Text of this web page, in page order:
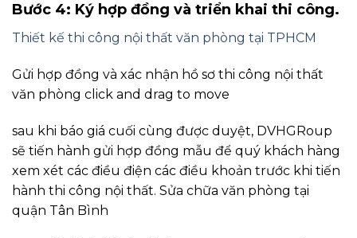
Bước 4: Ký hợp đồng và triển khai thi công.
Thiết kế thi công nội thất văn phòng tại TPHCM
Gửi hợp đồng và xác nhận hồ sơ thi công nội thất
văn phòng click and drag to move
sau khi báo giá cuối cùng được duyệt, DVHGRoup
sẽ tiến hành gửi hợp đồng mẫu để quý khách hàng
xem xét các điều điện các điều khoản trước khi tiến
hành thi công nội thất. Sửa chữa văn phòng tại
quận Tân Bình